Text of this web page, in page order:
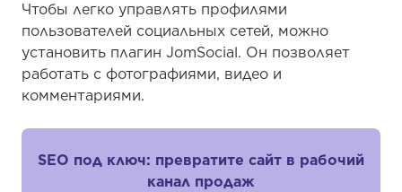
Чтобы легко управлять профилями
пользователей социальных сетей, можно
установить плагин JomSocial. Он позволяет
работать с фотографиями, видео и
комментариями.
SEO под ключ: превратите сайт в рабочий
канал продаж